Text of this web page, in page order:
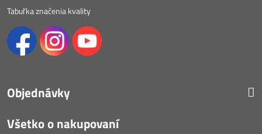
Tabuľka značenia kvality
Objednávky
Všetko o nakupovaní